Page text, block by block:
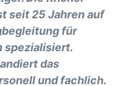
seit 25 Jahren auf
für
spezialisiert.
das
und fachlich.